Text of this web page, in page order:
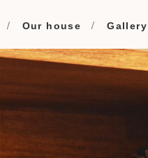
Our house Gallery